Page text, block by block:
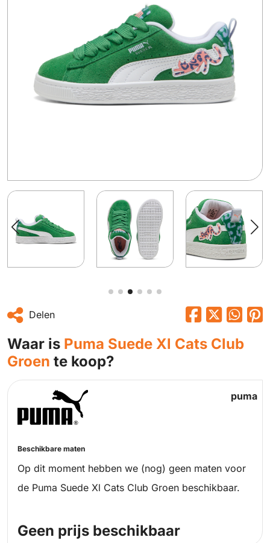
Delen
Waar is Puma Suede Xl Cats Club
Groen te koop?
puma
Beschikbare maten
Op dit moment hebben we (nog) geen maten voor
de Puma Suede Xl Cats Club Groen beschikbaar.
Geen prijs beschikbaar